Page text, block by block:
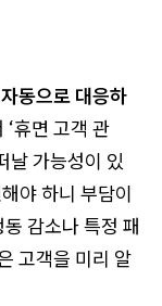
동으로 대응하
휴면 고객 관
날 가능성이 있
야 하니 부담이
감소나 특정 패
고객을 미리 알